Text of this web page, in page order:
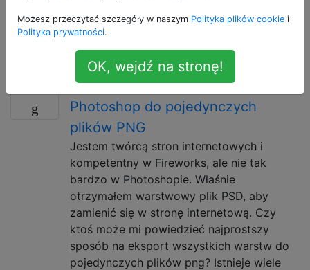
następca formatu „GIF” do wyświetlania obrazów w
Internecie lub w postaci cyfrowej. Ten format
obsługuje przezroczystość.
Batch eksportuje warstwy
Photoshop do pojedynczych
plików PNG
Jestem twórcą stron internetowych i
kompetentny w Fireworks, ale nie tak
bardzo w Photoshopie. Właśnie
otrzymałem warstwowy plik PSD, aby
zamienić się w stronę internetową. Czy
ktoś może mi powiedzieć najprostszy
sposób na eksport wszystkich warstw do
pojedynczych plików png? Istnieje wiele
Możesz przeczytać szczegóły w naszym Polityka plików cookie i
Polityka prywatności.
OK, wejdź na stronę!